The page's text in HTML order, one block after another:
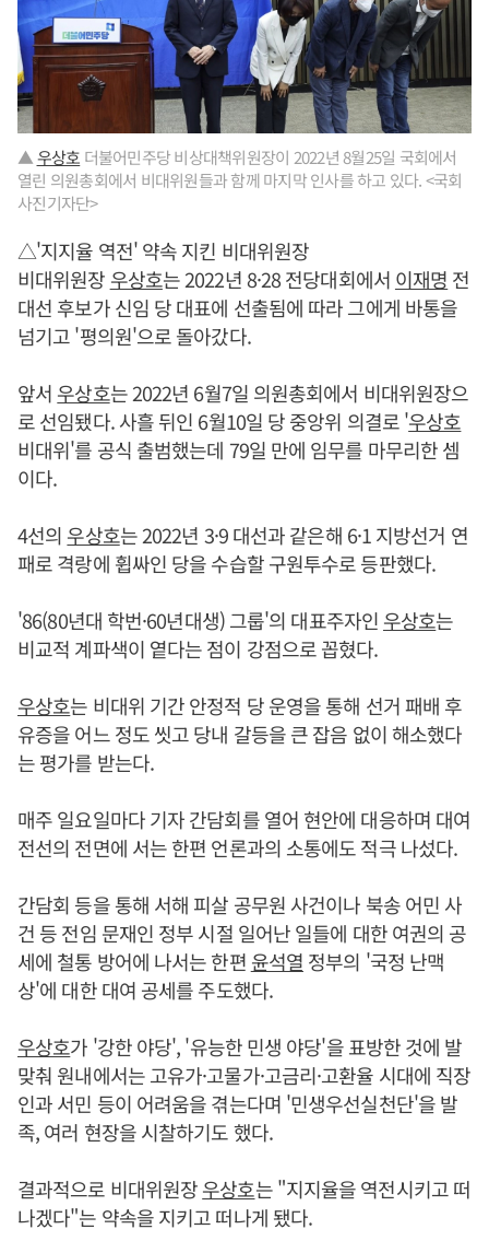
▲우상호 더불어민주당 비상대책위원장이 2022년 8월25일 국회에서
열린 의원총회에서 비대위원들과 함께 마지막 인사를 하고 있다. <국회
사진기자단>
△'지지율 역전' 약속 지킨 비대위원장
비대위원장 우상호는 2022년 8·28 전당대회에서 이재명 전
대선 후보가 신임 당 대표에 선출됨에 따라 그에게 바통을
넘기고 '평의원'으로 돌아갔다.
앞서 우상호는 2022년 6월7일 의원총회에서 비대위원장으
로 선임됐다. 사흘 뒤인 6월10일 당 중앙위 의결로 '우상호
비대위'를 공식 출범했는데 79일 만에 임무를 마무리한 셈
이다.
4선의 우상호는 2022년 3·9 대선과 같은해 6·1 지방선거 연
패로 격랑에 휩싸인 당을 수습할 구원투수로 등판했다.
'86(80년대 학번·60년대생) 그룹'의 대표주자인 우상호는
비교적 계파색이 옅다는 점이 강점으로 꼽혔다.
우상호는 비대위 기간 안정적 당 운영을 통해 선거 패배 후
유증을 어느 정도 씻고 당내 갈등을 큰 잡음 없이 해소했다
는 평가를 받는다.
매주 일요일마다 기자 간담회를 열어 현안에 대응하며 대여
전선의 전면에 서는 한편 언론과의 소통에도 적극 나섰다.
간담회 등을 통해 서해 피살 공무원 사건이나 북송 어민 사
건 등 전임 문재인 정부 시절 일어난 일들에 대한 여권의 공
세에 철통 방어에 나서는 한편 윤석열 정부의 '국정 난맥
상'에 대한 대여 공세를 주도했다.
우상호가 '강한 야당', '유능한 민생 야당'을 표방한 것에 발
맞춰 원내에서는 고유가·고물가·고금리·고환율 시대에 직장
인과 서민 등이 어려움을 겪는다며 '민생우선실천단'을 발
족, 여러 현장을 시찰하기도 했다.
결과적으로 비대위원장우상호는 "지지율을 역전시키고 떠
나겠다"는 약속을 지키고 떠나게 됐다.